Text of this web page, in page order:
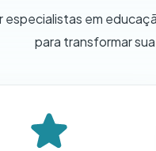
especialistas em
para transformar